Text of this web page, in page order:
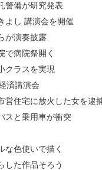
警備が研究発表
よし 講演会を開催
が演奏披露
で病院祭開く
クラスを実現
済講演会
営住宅に放火した女を逮
スと乗用車が衝突
な色使いで描く
した作品そろう